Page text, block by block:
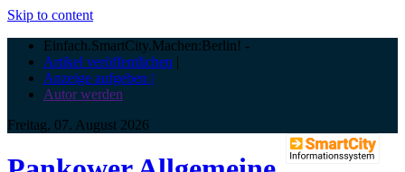
Skip to content
Einfach.SmartCity.Machen:Berlin! -
Artikel veröffentlichen |
Anzeige aufgeben |
Autor werden
Freitag, 07. August 2026